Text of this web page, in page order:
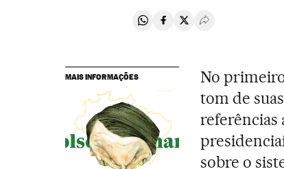
Compartir en Whatsapp
Compartir en Facebook
Compartir en Twitter
Desplegar Redes
MAIS INFORMAÇÕES No
tom de
referências
sobre o